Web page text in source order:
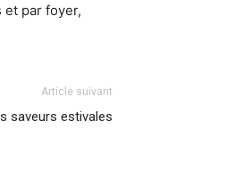
et par foyer,
Article suivant
saveurs estivales